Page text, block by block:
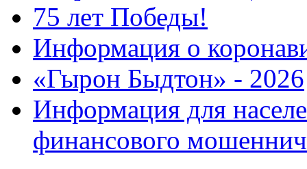
75 лет Победы!
Информация о
«Гырон Быдтон» - 2026
Информация для
финансового